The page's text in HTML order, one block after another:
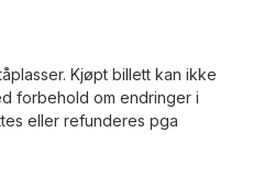
Kjøpt billett kan ikke
forbehold om endringer i
eller refunderes pga